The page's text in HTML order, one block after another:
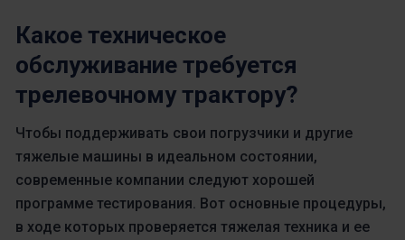
Какое техническое
обслуживание требуется
трелевочному трактору?
Чтобы поддерживать свои погрузчики и другие
тяжелые машины в идеальном состоянии,
современные компании следуют хорошей
программе тестирования. Вот основные процедуры,
в ходе которых проверяется тяжелая техника и ее